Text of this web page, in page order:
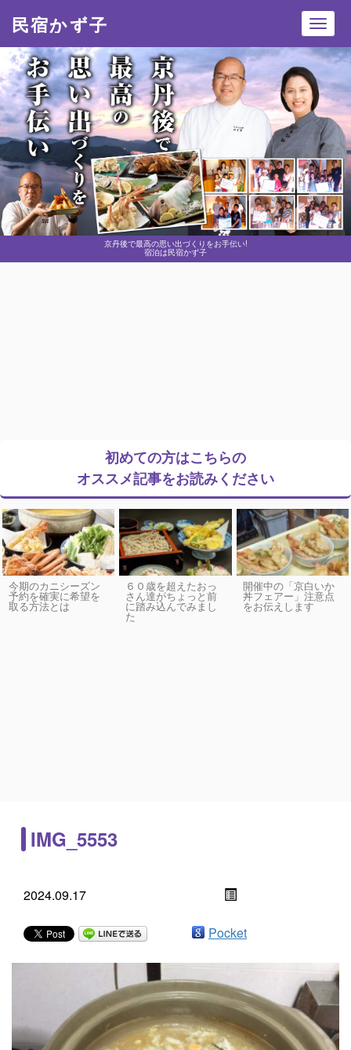
京丹後で最高の思い出づくりをお手伝い!
宿泊は民宿かず子
民宿かず子
初めての方はこちらの
オススメ記事をお読みください
今期のカニシーズン
予約を確実に希望を
取る方法とは
６０歳を超えたおっ
さん達がちょっと前
に踏み込んでみまし
た
開催中の「京白いか
丼フェアー」注意点
をお伝えします
IMG_5553
2024.09.17
Pocket